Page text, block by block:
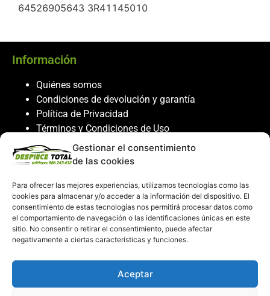
Gestionar el consentimiento
de las cookies
Para ofrecer las mejores experiencias, utilizamos tecnologías como las
cookies para almacenar y/o acceder a la información del dispositivo. El
consentimiento de estas tecnologías nos permitirá procesar datos como
el comportamiento de navegación o las identificaciones únicas en este
sitio. No consentir o retirar el consentimiento, puede afectar
negativamente a ciertas características y funciones.
Aceptar
64526905643 3R41145010
Información
Quiénes somos
Condiciones de devolución y garantía
Política de Privacidad
Términos y Condiciones de Uso
Política de Cookies
Servicio al cliente
Contacto
986 243 432
608 867 074
recambiosdespiecetotal@gmail.com
Mi cuenta
Mi Cuenta